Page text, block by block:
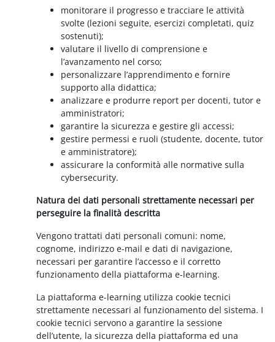
monitorare il progresso e tracciare le attività
svolte (lezioni seguite, esercizi completati, quiz
sostenuti);
valutare il livello di comprensione e
l’avanzamento nel corso;
personalizzare l’apprendimento e fornire
supporto alla didattica;
analizzare e produrre report per docenti, tutor e
amministratori;
garantire la sicurezza e gestire gli accessi;
gestire permessi e ruoli (studente, docente, tutor
e amministratore);
assicurare la conformità alle normative sulla
cybersecurity.
Natura dei dati personali strettamente necessari per
perseguire la finalità descritta
Vengono trattati dati personali comuni: nome,
cognome, indirizzo e-mail e dati di navigazione,
necessari per garantire l’accesso e il corretto
funzionamento della piattaforma e-learning.
La piattaforma e-learning utilizza cookie tecnici
strettamente necessari al funzionamento del sistema. I
cookie tecnici servono a garantire la sessione
dell’utente, la sicurezza della piattaforma ed una